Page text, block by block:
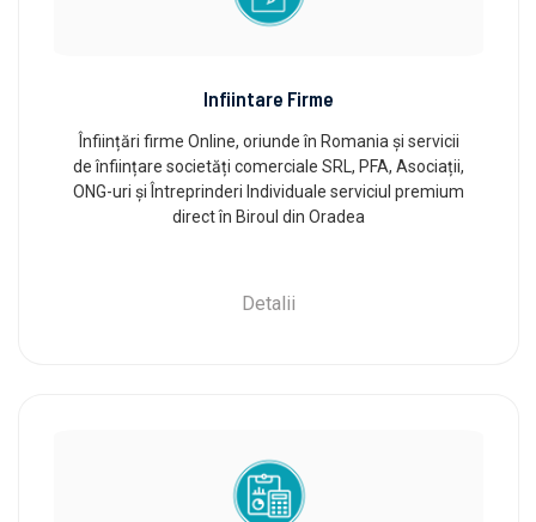
Infiintare Firme
Înființări firme Online, oriunde în Romania și servicii
de înființare societăți comerciale SRL, PFA, Asociații,
ONG-uri și Întreprinderi Individuale serviciul premium
direct în Biroul din Oradea
Detalii